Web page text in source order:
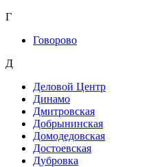
Г
Говорово
Д
Деловой Центр
Динамо
Дмитровская
Добрынинская
Домодедовская
Достоевская
Дубровка